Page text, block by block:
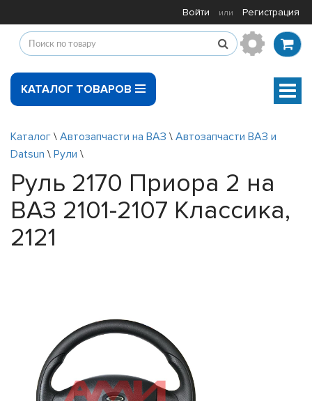
Войти или Регистрация
КАТАЛОГ ТОВАРОВ
Каталог \ Автозапчасти на ВАЗ \ Автозапчасти ВАЗ и
Datsun \ Рули \
Руль 2170 Приора 2 на
ВАЗ 2101-2107 Классика,
2121